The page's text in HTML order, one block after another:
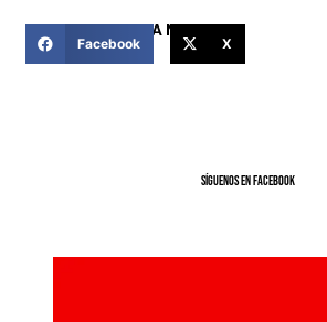
COMPARTIR ESTA NOTICIA
Facebook X
SíGUENOS EN FACEBOOK